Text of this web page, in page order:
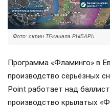
Фото: скрин ТГ-канала РЫБАРЬ
Программа «Фламинго» в
производство серьёзных
Point работает над
производство крылатых